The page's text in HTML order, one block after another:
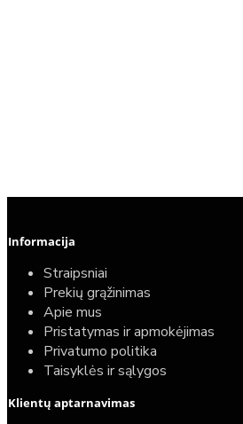
Informacija
Straipsniai
Prekių grąžinimas
Apie mus
Pristatymas ir apmokėjimas
Privatumo politika
Taisyklės ir sąlygos
Klientų aptarnavimas